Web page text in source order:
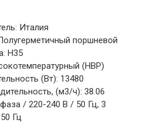
Италия
поршневой
H35
(HBP)
(Вт): 13480
(м3/ч): 38.06
/ 220-240 В / 50 Гц, 3
Гц